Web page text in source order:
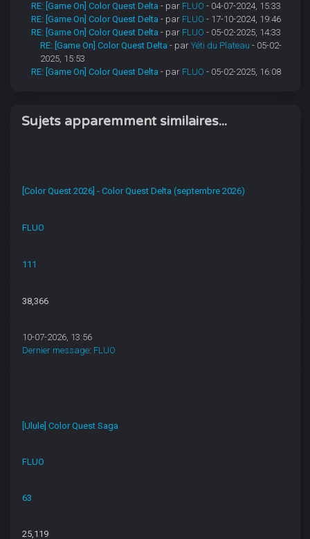
RE: [Game On] Color Quest Delta - par FLUO - 04-07-2024, 15:33
RE: [Game On] Color Quest Delta - par FLUO - 17-10-2024, 19:46
RE: [Game On] Color Quest Delta - par FLUO - 05-02-2025, 14:33
RE: [Game On] Color Quest Delta - parYéti du Plateau - 05-02-
2025, 15:53
RE: [Game On] Color Quest Delta - par FLUO - 05-02-2025, 16:08
Sujets apparemment similaires...
[Color Quest 2026] - Color Quest Delta (septembre 2026)
FLUO
111
38,366
10-07-2026, 13:56
Dernier message: FLUO
[Ulule] Color Quest Saga
FLUO
63
25,119